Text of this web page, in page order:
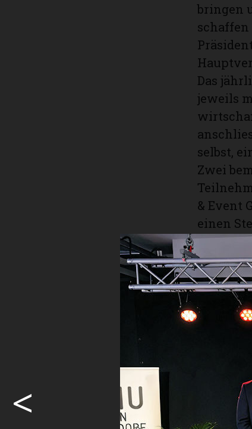
bringen
schaffen
Das
jeweils
selbst,
Zwei
& Event
einen
Althaus
dieser
Franz
<